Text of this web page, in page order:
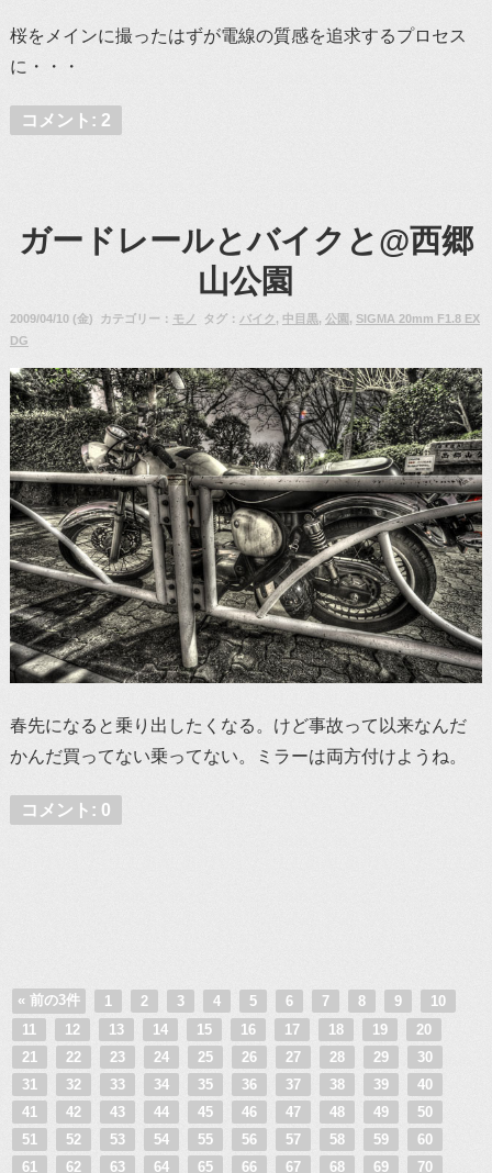
桜をメインに撮ったはずが電線の質感を追求するプロセス
に・・・
コメント: 2
ガードレールとバイクと@西郷
山公園
2009/04/10 (金) カテゴリー： モノ タグ： バイク , 中目黒, 公園 , SIGMA 20mm F1.8 EX
DG
春先になると乗り出したくなる。けど事故って以来なんだ
かんだ買ってない乗ってない。ミラーは両方付けようね。
コメント: 0
« 前の3件 1 2 3 4 5 6 7 8 9
10
11
12 13 14 15 16 17 18 19
20
21
22 23 24 25 26 27 28 29
30
31
32 33 34 35 36 37 38 39
40
41
42 43 44 45 46 47 48 49
50
51
52 53 54 55 56 57 58 59
60
61
62 63 64 65 66 67 68 69
70